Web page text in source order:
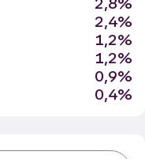
2,4%
1,2%
1,2%
0,9%
0,4%